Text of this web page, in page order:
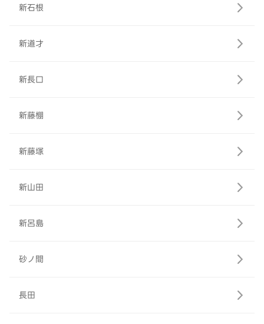
新石根
新道才
新長口
新藤棚
新藤塚
新山田
新呂島
砂ノ間
長田